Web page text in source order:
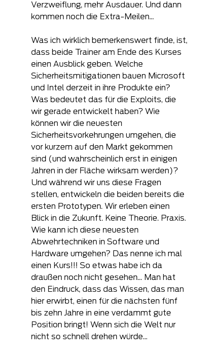
Verzweiflung, mehr Ausdauer. Und dann
kommen noch die Extra-Meilen...
Was ich wirklich bemerkenswert finde, ist,
dass beide Trainer am Ende des Kurses
einen Ausblick geben. Welche
Sicherheitsmitigationen bauen Microsoft
und Intel derzeit in ihre Produkte ein?
Was bedeutet das für die Exploits, die
wir gerade entwickelt haben? Wie
können wir die neuesten
Sicherheitsvorkehrungen umgehen, die
vor kurzem auf den Markt gekommen
sind (und wahrscheinlich erst in einigen
Jahren in der Fläche wirksam werden)?
Und während wir uns diese Fragen
stellen, entwickeln die beiden bereits die
ersten Prototypen. Wir erleben einen
Blick in die Zukunft. Keine Theorie. Praxis.
Wie kann ich diese neuesten
Abwehrtechniken in Software und
Hardware umgehen? Das nenne ich mal
einen Kurs!!! So etwas habe ich da
draußen noch nicht gesehen... Man hat
den Eindruck, dass das Wissen, das man
hier erwirbt, einen für die nächsten fünf
bis zehn Jahre in eine verdammt gute
Position bringt! Wenn sich die Welt nur
nicht so schnell drehen würde...